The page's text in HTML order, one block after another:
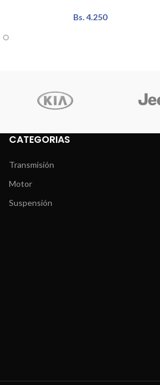
Bs.4.250
CATEGORIAS
Transmisión
Motor
Suspensión